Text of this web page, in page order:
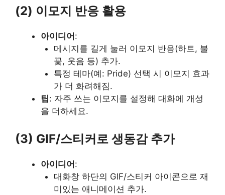
(2) 이모지 반응 활용
아이디어:
메시지를 길게 눌러 이모지 반응(하트, 불
꽃, 웃음 등) 추가.
특정 테마(예: Pride) 선택 시 이모지 효과
가 더 화려해짐.
팁: 자주 쓰는 이모지를 설정해 대화에 개성
을 더하세요.
(3) GIF/스티커로 생동감 추가
아이디어 :
대화창 하단의 GIF/스티커 아이콘으로 재
미있는 애니메이션 추가.